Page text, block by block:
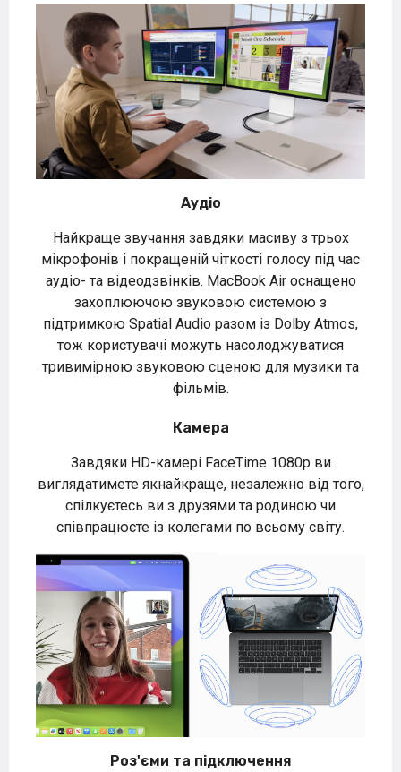
Аудіо
Найкраще звучання завдяки масиву з трьох
мікрофонів і покращеній чіткості голосу під час
аудіо- та відеодзвінків. MacBook Air оснащено
захоплюючою звуковою системою з
підтримкою Spatial Audio разом із Dolby Atmos,
тож користувачі можуть насолоджуватися
тривимірною звуковою сценою для музики та
фільмів.
Камера
Завдяки HD-камері FaceTime 1080p ви
виглядатимете якнайкраще, незалежно від того,
спілкуєтесь ви з друзями та родиною чи
співпрацюєте із колегами по всьому світу.
Роз'єми та підключення